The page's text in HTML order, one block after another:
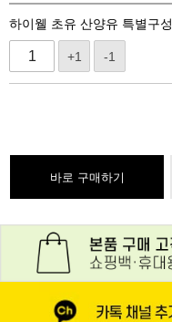
하이웰 초유 산양유 특별구성
+1 -1
바로 구매하기